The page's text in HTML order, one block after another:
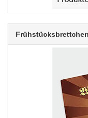
Frühstücksbrettchen